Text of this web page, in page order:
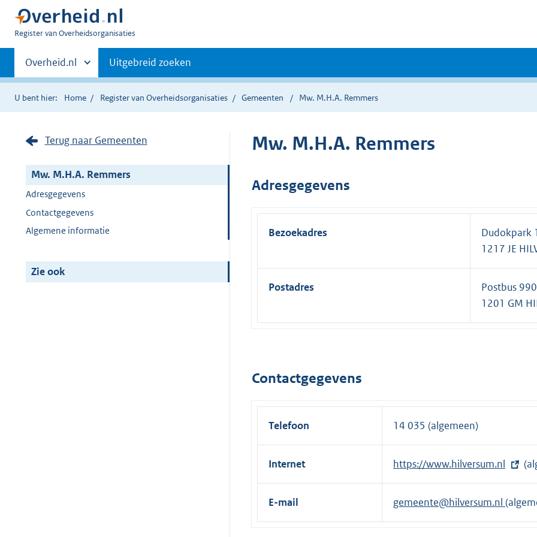
U
Register van Overheidsorganisaties
Primaire
navigatie
Andere
sites
binnen
Overheid.nl Uitgebreid zoeken
U bent hier: Home Register van Overheidsorganisaties Gemeenten Mw. M.H.A. Remmers
Terug naar Gemeenten
Mw. M.H.A. Remmers
Adresgegevens
Contactgegevens
Algemene informatie
Zie ook
Mw. M.H.A. Remmers
Adresgegevens
Bezoekadres
Dudokpark 1
1217 JE
Postadres
Postbus
1201 GM
Contactgegevens
Telefoon 14 035 (algemeen)
Internet
E
x
e
r
https://www.hilversum.nl
E-mail gemeente@hilversum.nl